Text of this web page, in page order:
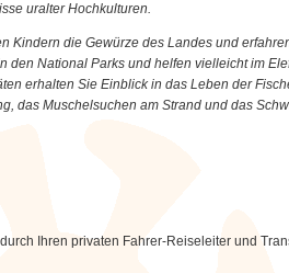
uralter Hochkulturen.
Kindern die Gewürze des Landes und
den National Parks und helfen vielleicht im
erhalten Sie Einblick in das Leben der
das Muschelsuchen am Strand und das
Ihren privaten Fahrer-Reiseleiter und